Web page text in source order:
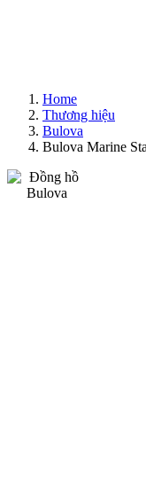
Home
Thương hiệu
Bulova
Bulova Marine